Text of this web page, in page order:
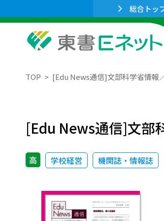
総合トッ
TOP [Edu News通信]文部科学省情報
[Edu News通信]文部
高 学校経営 機関誌・情報誌